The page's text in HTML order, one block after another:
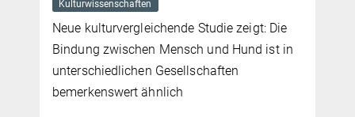
Kulturwissenschaften
Neue kulturvergleichende Studie zeigt: Die
Bindung zwischen Mensch und Hund ist in
unterschiedlichen Gesellschaften
bemerkenswert ähnlich